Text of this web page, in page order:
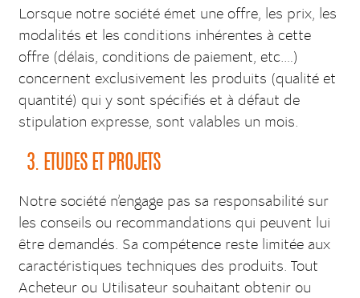
Lorsque notre société émet une offre, les prix, les
modalités et les conditions inhérentes à cette
offre (délais, conditions de paiement, etc.…)
concernent exclusivement les produits (qualité et
quantité) qui y sont spécifiés et à défaut de
stipulation expresse, sont valables un mois.
3. ETUDES ET PROJETS
Notre société n’engage pas sa responsabilité sur
les conseils ou recommandations qui peuvent lui
être demandés. Sa compétence reste limitée aux
caractéristiques techniques des produits. Tout
Acheteur ou Utilisateur souhaitant obtenir ou